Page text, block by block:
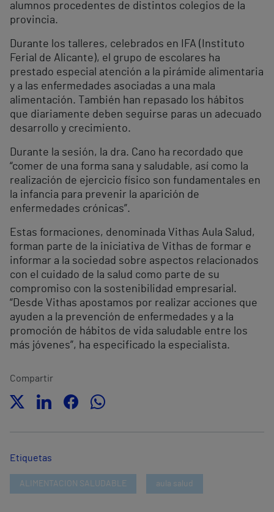
alumnos procedentes de distintos colegios de la
provincia.
Durante los talleres, celebrados en IFA (Instituto
Ferial de Alicante), el grupo de escolares ha
prestado especial atención a la pirámide alimentaria
y a las enfermedades asociadas a una mala
alimentación. También han repasado los hábitos
que diariamente deben seguirse paras un adecuado
desarrollo y crecimiento.
Durante la sesión, la dra. Cano ha recordado que
“comer de una forma sana y saludable, así como la
realización de ejercicio físico son fundamentales en
la infancia para prevenir la aparición de
enfermedades crónicas”.
Estas formaciones, denominada Vithas Aula Salud,
forman parte de la iniciativa de Vithas de formar e
informar a la sociedad sobre aspectos relacionados
con el cuidado de la salud como parte de su
compromiso con la sostenibilidad empresarial.
“Desde Vithas apostamos por realizar acciones que
ayuden a la prevención de enfermedades y a la
promoción de hábitos de vida saludable entre los
más jóvenes”, ha especificado la especialista.
Compartir
Etiquetas
ALIMENTACION SALUDABLE aula salud